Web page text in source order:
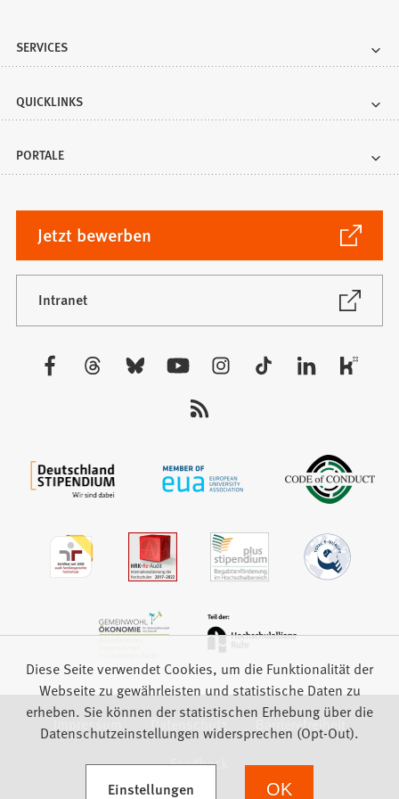
SERVICES
QUICKLINKS
PORTALE
Jetzt bewerben
(Öffnet
in
einem
neuen
Tab)
Intranet
(Öffnet
neuen
Besuchen
Impressum Datenschutz
Barrierefreiheit
Feedback
Diese Seite verwendet Cookies, um die Funktionalität der
Webseite zu gewährleisten und statistische Daten zu
erheben. Sie können der statistischen Erhebung über die
Datenschutzeinstellungen widersprechen (Opt-Out).
Einstellungen
(Öffnet in einem neuen Tab) OK